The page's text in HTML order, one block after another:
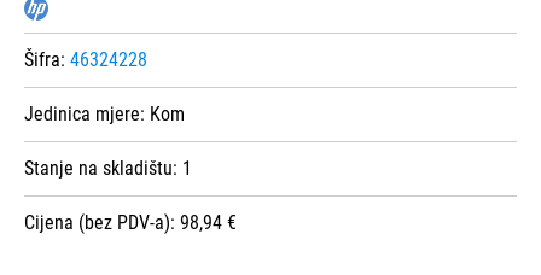
Šifra: 46324228
Jedinica mjere: Kom
Stanje na skladištu: 1
Cijena (bez PDV-a): 98,94 €